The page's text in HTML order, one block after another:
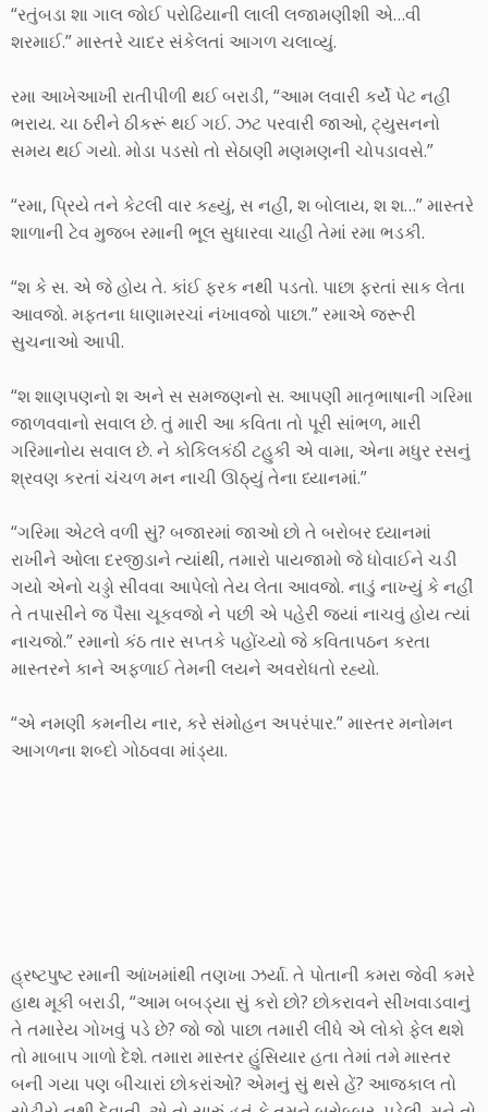
“રતુંબડા શા ગાલ જોઈ પરોઢિયાની લાલી લજામણીશી એ…વી
શરમાઈ.” માસ્તરે ચાદર સંકેલતાં આગળ ચલાવ્યું.
રમા આખેઆખી રાતીપીળી થઈ બરાડી, “આમ લવારી કર્યે પેટ નહીં
ભરાય. ચા ઠરીને ઠીકરૂં થઈ ગઈ. ઝટ પરવારી જાઓ, ટ્યુસનનો
સમય થઈ ગયો. મોડા પડસો તો સેઠાણી મણમણની ચોપડાવસે.”
“રમા, પ્રિયે તને કેટલી વાર કહ્યું, સ નહીં, શ બોલાય, શ શ…” માસ્તરે
શાળાની ટેવ મુજબ રમાની ભૂલ સુધારવા ચાહી તેમાં રમા ભડકી.
“શ કે સ. એ જે હોય તે. કાંઈ ફરક નથી પડતો. પાછા ફરતાં સાક લેતા
આવજો. મફતના ધાણામરચાં નંખાવજો પાછા.” રમાએ જરૂરી
સુચનાઓ આપી.
“શ શાણપણનો શ અને સ સમજણનો સ. આપણી માતૃભાષાની ગરિમા
જાળવવાનો સવાલ છે. તું મારી આ કવિતા તો પૂરી સાંભળ, મારી
ગરિમાનોય સવાલ છે. ને કોકિલકંઠી ટહુકી એ વામા, એના મધુર રસનું
શ્રવણ કરતાં ચંચળ મન નાચી ઊઠ્યું તેના ધ્યાનમાં.”
“ગરિમા એટલે વળી સું? બજારમાં જાઓ છો તે બરોબર ધ્યાનમાં
રાખીને ઓલા દરજીડાને ત્યાંથી, તમારો પાયજામો જે ધોવાઈને ચડી
ગયો એનો ચડ્ડો સીવવા આપેલો તેય લેતા આવજો. નાડું નાખ્યું કે નહીં
તે તપાસીને જ પૈસા ચૂકવજો ને પછી એ પહેરી જ્યાં નાચવું હોય ત્યાં
નાચજો.” રમાનો કંઠ તાર સપ્તકે પહોંચ્યો જે કવિતાપઠન કરતા
માસ્તરને કાને અફળાઈ તેમની લયને અવરોધતો રહ્યો.
“એ નમણી કમનીય નાર, કરે સંમોહન અપરંપાર.” માસ્તર મનોમન
આગળના શબ્દો ગોઠવવા માંડ્યા.
હ્રષ્ટપુષ્ટ રમાની આંખમાંથી તણખા ઝર્યા. તે પોતાની કમરા જેવી કમરે
હાથ મૂકી બરાડી, “આમ બબડ્યા સું કરો છો? છોકરાવને સીખવાડવાનું
તે તમારેય ગોખવું પડે છે? જો જો પાછા તમારી લીધે એ લોકો ફેલ થશે
તો માબાપ ગાળો દેશે. તમારા માસ્તર હુંસિયાર હતા તેમાં તમે માસ્તર
બની ગયા પણ બીચારાં છોકરાંઓ? એમનું સું થસે હેં? આજકાલ તો